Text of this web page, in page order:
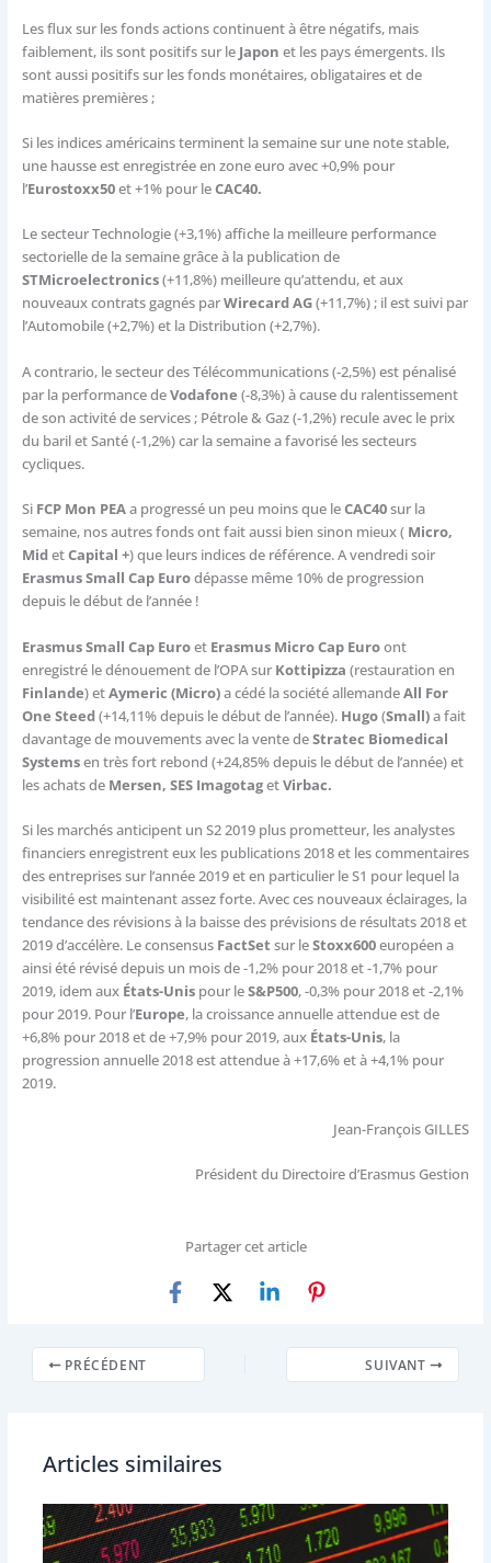
Les flux sur les fonds actions continuent à être négatifs, mais
faiblement, ils sont positifs sur le Japon et les pays émergents. Ils
sont aussi positifs sur les fonds monétaires, obligataires et de
matières premières ;
Si les indices américains terminent la semaine sur une note stable,
une hausse est enregistrée en zone euro avec +0,9% pour
l’Eurostoxx50et +1% pour leCAC40.
Le secteur Technologie (+3,1%) affiche la meilleure performance
sectorielle de la semaine grâce à la publication de
STMicroelectronics(+11,8%) meilleure qu’attendu, et aux
nouveaux contrats gagnés parWirecard AG(+11,7%) ; il est suivi par
l’Automobile (+2,7%) et la Distribution (+2,7%).
A contrario, le secteur des Télécommunications (-2,5%) est pénalisé
par la performance deVodafone (-8,3%) à cause du ralentissement
de son activité de services ; Pétrole & Gaz (-1,2%) recule avec le prix
du baril et Santé (-1,2%) car la semaine a favorisé les secteurs
cycliques.
Si FCP Mon PEAa progressé un peu moins que leCAC40sur la
semaine, nos autres fonds ont fait aussi bien sinon mieux ( Micro,
MidetCapital +) que leurs indices de référence. A vendredi soir
Erasmus Small Cap Eurodépasse même 10% de progression
depuis le début de l’année !
Erasmus Small Cap Euroet Erasmus Micro Cap Euroont
enregistré le dénouement de l’OPA sur Kottipizza (restauration en
Finlande) etAymeric (Micro)a cédé la société allemandeAll For
One Steed(+14,11% depuis le début de l’année). Hugo(Small)a fait
davantage de mouvements avec la vente deStratec Biomedical
Systemsen très fort rebond (+24,85% depuis le début de l’année) et
les achats de Mersen, SES ImagotagetVirbac.
Si les marchés anticipent un S2 2019 plus prometteur, les analystes
financiers enregistrent eux les publications 2018 et les commentaires
des entreprises sur l’année 2019 et en particulier le S1 pour lequel la
visibilité est maintenant assez forte. Avec ces nouveaux éclairages, la
tendance des révisions à la baisse des prévisions de résultats 2018 et
2019 d’accélère. Le consensus FactSet sur leStoxx600européen a
ainsi été révisé depuis un mois de -1,2% pour 2018 et -1,7% pour
2019, idem aux États-Unis pour leS&P500, -0,3% pour 2018 et -2,1%
pour 2019. Pour l’Europe, la croissance annuelle attendue est de
+6,8% pour 2018 et de +7,9% pour 2019, aux États-Unis, la
progression annuelle 2018 est attendue à +17,6% et à +4,1% pour
2019.
Jean-François GILLES
Président du Directoire d’Erasmus Gestion
Partager cet article
PRÉCÉDENT SUIVANT
Articles similaires